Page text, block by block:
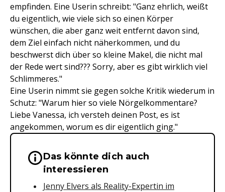
empfinden. Eine Userin schreibt: "Ganz ehrlich, weißt
du eigentlich, wie viele sich so einen Körper
wünschen, die aber ganz weit entfernt davon sind,
dem Ziel einfach nicht näherkommen, und du
beschwerst dich über so kleine Makel, die nicht mal
der Rede wert sind??? Sorry, aber es gibt wirklich viel
Schlimmeres."
Eine Userin nimmt sie gegen solche Kritik wiederum in
Schutz: "Warum hier so viele Nörgelkommentare?
Liebe Vanessa, ich versteh deinen Post, es ist
angekommen, worum es dir eigentlich ging."
Wichtige Hinweise &
Das könnte dich auch
interessieren
Jenny Elvers als Reality-Expertin im